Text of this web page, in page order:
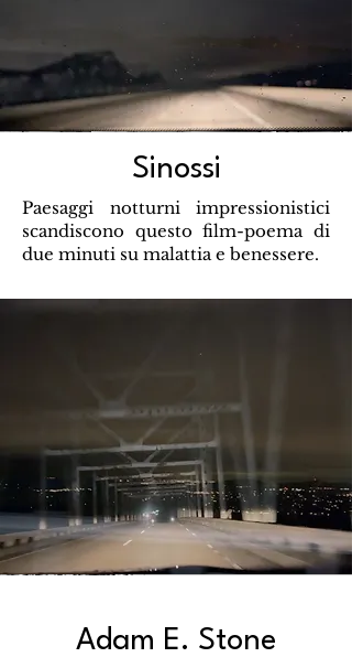
Sinossi
Paesaggi notturni impressionistici
scandiscono questo film-poema di
due minuti su malattia e benessere.
Adam E. Stone